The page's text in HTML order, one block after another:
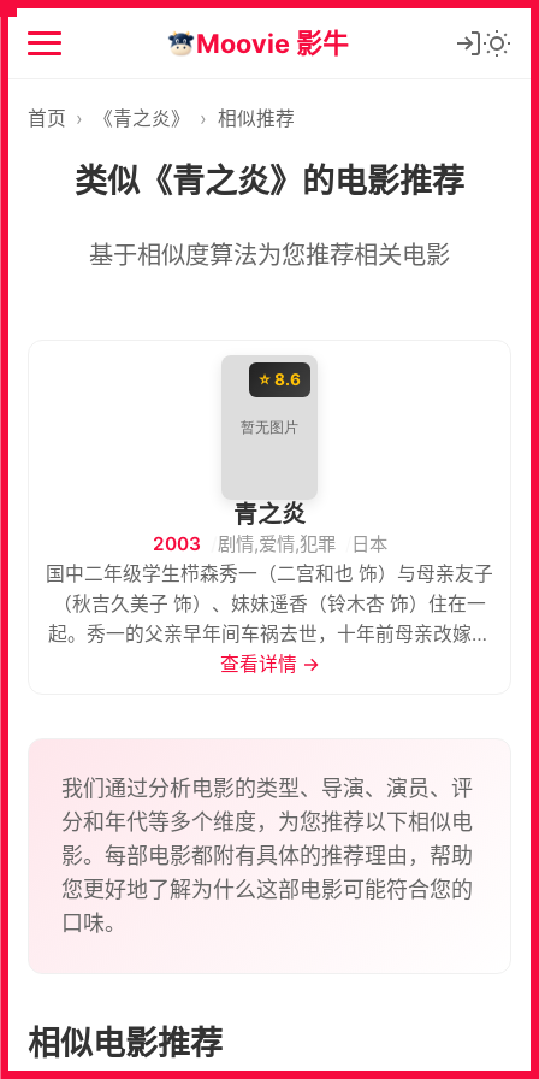
Moovie 影牛
首页 › 《青之炎》 › 相似推荐
类似《青之炎》的电影推荐
基于相似度算法为您推荐相关电影
⭐ 8.6
青之炎
2003 剧情,爱情,犯罪
日本
国中二年级学生栉森秀一（二宫和也 饰）与母亲友子
（秋吉久美子 饰）、妹妹遥香（铃木杏 饰）住在一
起。秀一的父亲早年间车祸去世，十年前母亲改嫁曾
根隆司（山本寛斎 饰），而这段婚姻又因为曾根的暴
秀一无计可施，于是通过网络购买碳酸钾，决定将曾
根杀于无形。他的计划顺利实施，但他本人也越陷越
深…… 本片根据貴志祐介同名小说改编。
查看详情 →
我们通过分析电影的类型、导演、演员、评
分和年代等多个维度，为您推荐以下相似电
影。每部电影都附有具体的推荐理由，帮助
您更好地了解为什么这部电影可能符合您的
口味。
相似电影推荐